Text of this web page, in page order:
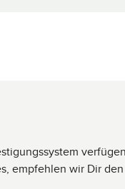
empfehlen wir Dir